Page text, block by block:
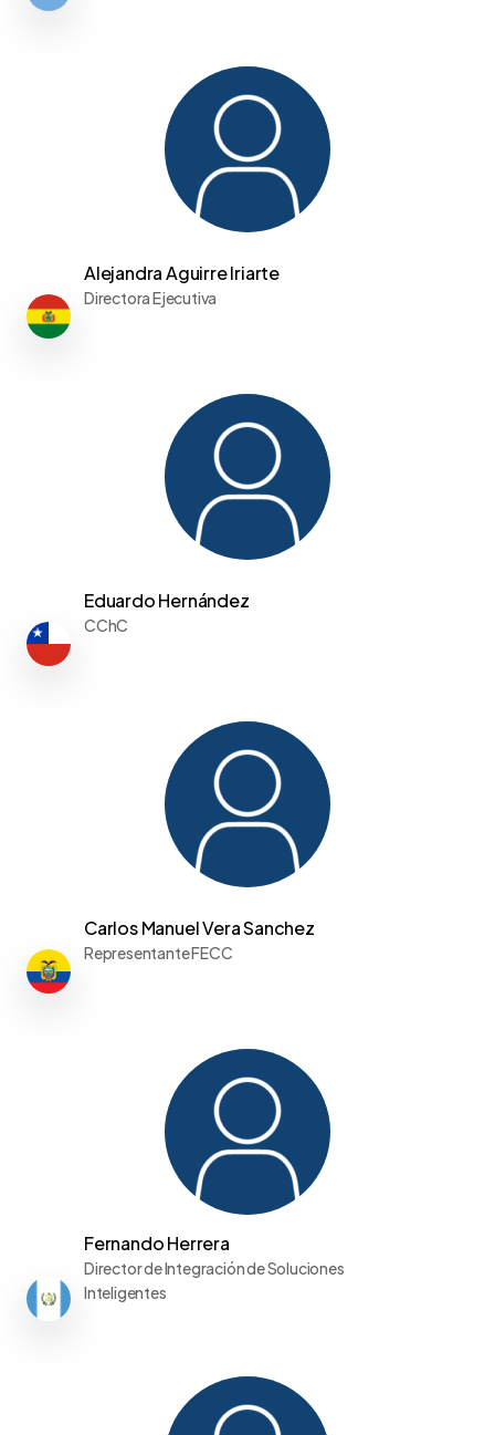
Alejandra Aguirre Iriarte
Directora Ejecutiva
Eduardo Hernández
CChC
Carlos Manuel Vera Sanchez
Representante FECC
Fernando Herrera
Director de Integración de Soluciones
Inteligentes